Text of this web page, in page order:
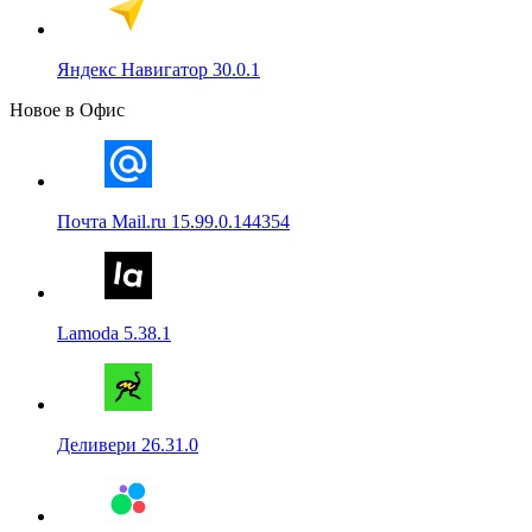
Яндекс Навигатор 30.0.1
Новое в Офис
Почта Mail.ru 15.99.0.144354
Lamoda 5.38.1
Деливери 26.31.0